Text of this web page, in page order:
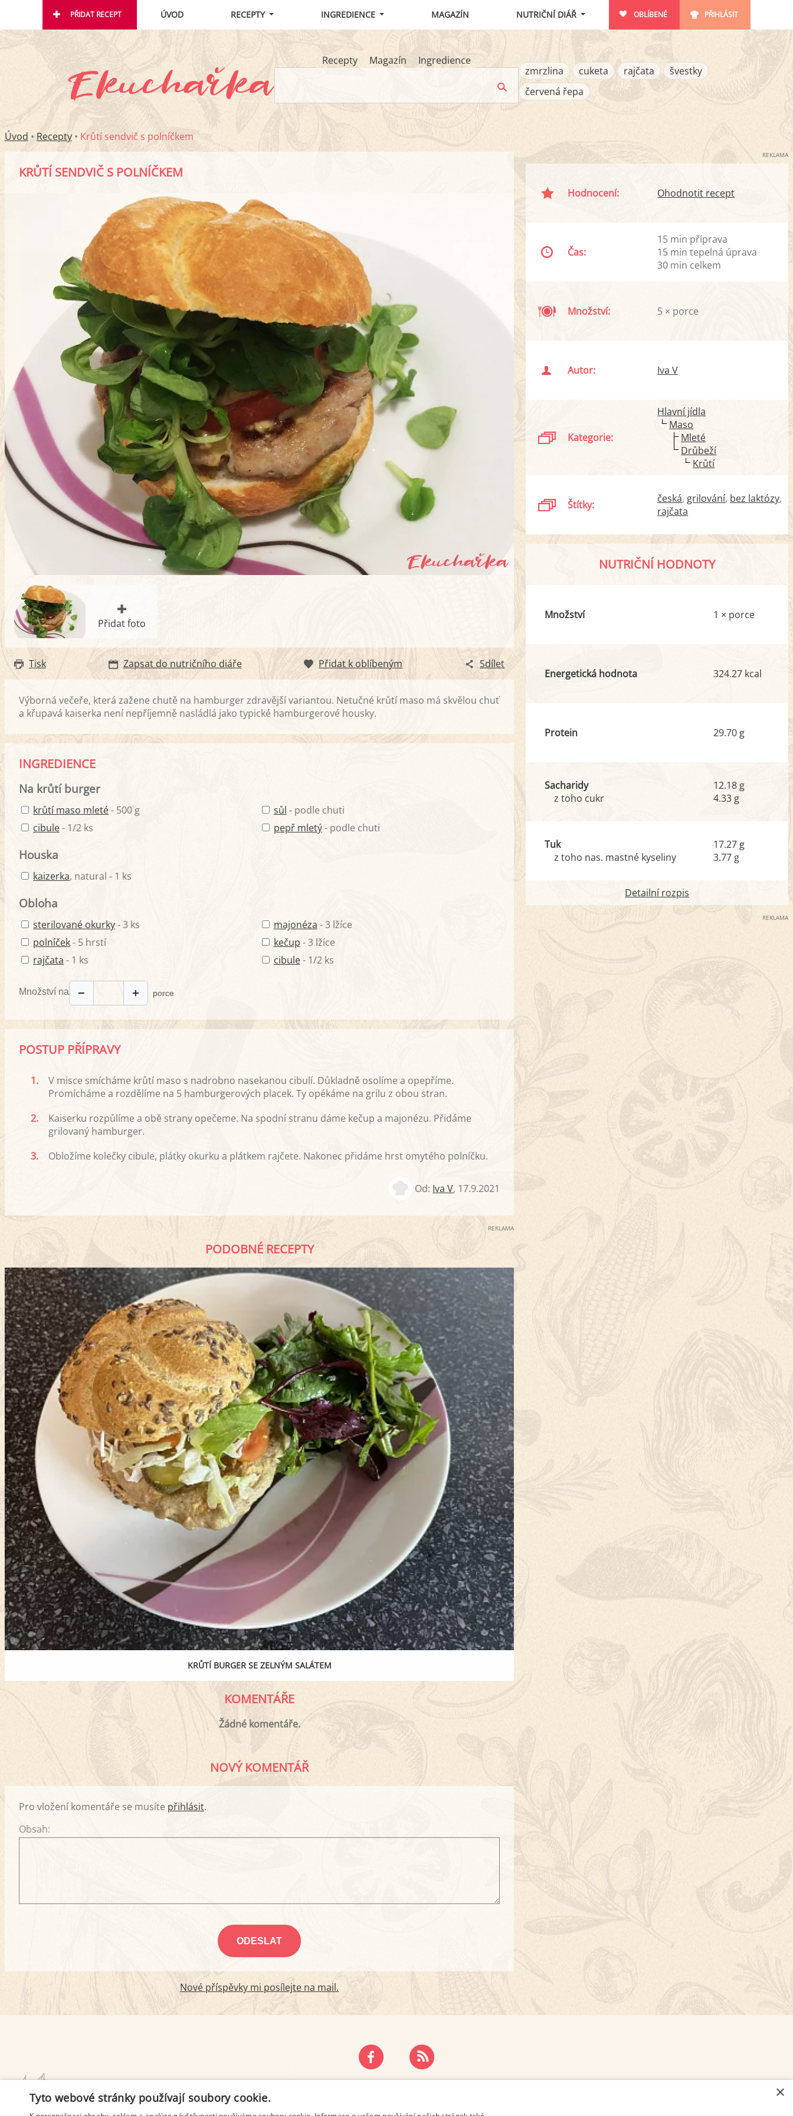
PŘIDAT RECEPT ÚVOD RECEPTY INGREDIENCE MAGAZÍN NUTRIČNÍ DIÁŘ OBLÍBENÉ PŘIHLÁSIT
Recepty Magazín
Ingredience
zmrzlina
cuketa rajčata
švestky
červená řepa
Úvod • Recepty • Krůtí sendvič s polníčkem
KRŮTÍ SENDVIČ S POLNÍČKEM
Přidat foto
Tisk Zapsat do nutričního diáře Přidat k oblíbeným Sdílet
Výborná večeře, která zažene chutě na hamburger zdravější variantou. Netučné krůtí maso má skvělou chuť
a křupavá kaiserka není nepříjemně nasládlá jako typické hamburgerové housky.
INGREDIENCE
Na krůtí burger
krůtí maso mleté- 500 g
cibule- 1/2 ks
sůl - podle chuti
pepř mletý- podle chuti
Houska
kaizerka, natural - 1 ks
Obloha
sterilované okurky- 3 ks
polníček- 5 hrstí
rajčata - 1 ks
majonéza - 3 lžíce
kečup - 3 lžíce
cibule- 1/2 ks
Množství na − + porce
POSTUP PŘÍPRAVY
1.
V misce smícháme krůtí maso s nadrobno nasekanou cibulí. Důkladně osolíme a opepříme.
Promícháme a rozdělíme na 5 hamburgerových placek. Ty opékáme na grilu z obou stran.
2.
Kaiserku rozpůlíme a obě strany opečeme. Na spodní stranu dáme kečup a majonézu. Přidáme
grilovaný hamburger.
3.
Obložíme kolečky cibule, plátky okurku a plátkem rajčete. Nakonec přidáme hrst omytého polníčku.
Od: Iva V, 17.9.2021
REKLAMA
PODOBNÉ RECEPTY
KRŮTÍ BURGER SE ZELNÝM SALÁTEM
KOMENTÁŘE
Žádné komentáře.
NOVÝ KOMENTÁŘ
Pro vložení komentáře se musíte přihlásit.
Obsah:
Nové příspěvky mi posílejte na mail.
REKLAMA
Hodnocení: Ohodnotit recept
Čas:
15 min příprava
15 min tepelná úprava
30 min celkem
Množství: 5 × porce
Autor: Iva V
Kategorie:
Hlavní jídla
Maso
Mleté
Drůbeží
Krůtí
Štítky: česká grilování bez laktózy
rajčata
NUTRIČNÍ HODNOTY
Množství 1 × porce
Energetická hodnota 324.27 kcal
Protein 29.70 g
Sacharidy
z toho cukr
12.18 g
4.33 g
Tuk
z toho nas. mastné kyseliny
17.27 g
3.77 g
Detailní rozpis
REKLAMA
PODMÍNKY UŽITÍ ZÁSADY OCHRANY OSOBNÍCH ÚDAJŮ ×
Tyto webové stránky používají soubory cookie.